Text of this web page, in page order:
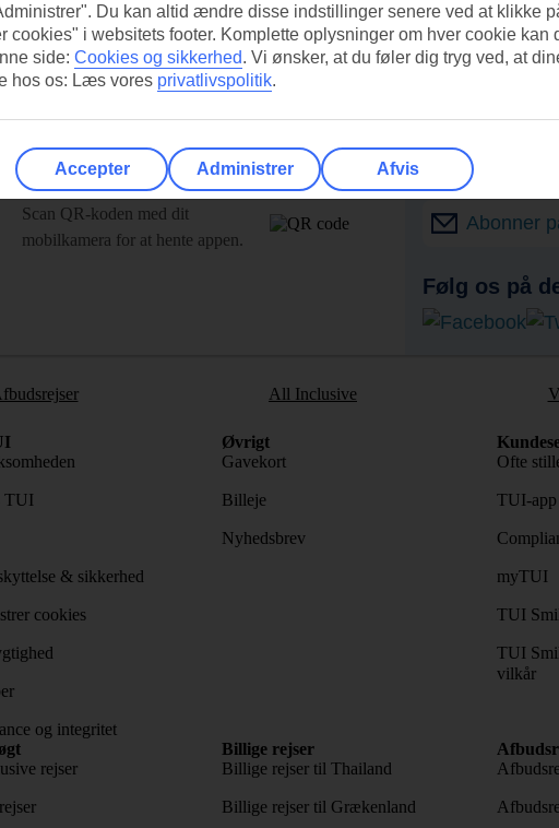
appen i dag!
Scan QR-koden med dit
mobilkamera for at hente appen.
Få tilbud,
Abonner
Følg os på
All Inclusive
TUI
& sikkerhed
cookies
og integritet
Øvrigt
Gavekort
Billeje
Nyhedsbrev
Ofte
TUI-app
myTUI
TUI
TUI
vilkår
rejser
Billige rejser
Billige rejser til Thailand
Billige rejser til Grækenland
Du kan altid ændre disse indstillinger senere ved at klikke
cookies" i websitets footer. Komplette oplysninger om hver cookie kan
side: Cookies og sikkerhed. Vi ønsker, at du føler dig tryg ved, at
hos os: Læs vores privatlivspolitik.
Accepter Administrer Afvis